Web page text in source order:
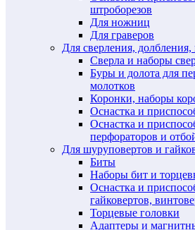
штроборезов
Для ножниц
Для граверов
Для сверления,
Сверла и наборы
Буры и долота для
молотков
Коронки, наборы
Оснастка и
Оснастка и
перфораторов и
Для шуруповертов и
Биты
Наборы бит и
Оснастка и
гайковертов,
Торцевые головки
Адаптеры и